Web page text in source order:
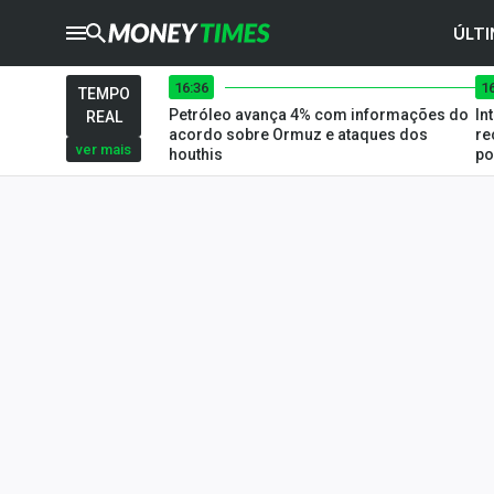
CRYPTOTIMES
TIMES
Ibovespa
TEMPO
REAL
ver mais
16:36
Petróleo avança 4% com informações do
acordo sobre Ormuz e ataques dos
houthis